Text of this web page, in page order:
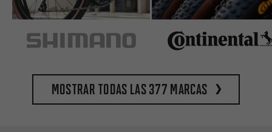
Mostrar todas las 377 marcas